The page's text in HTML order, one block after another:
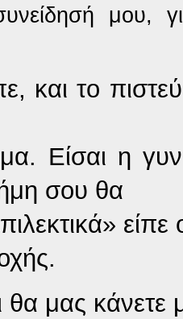
μου,
και το
Είσαι η
σου θα
είπε
θα μας κάνετε